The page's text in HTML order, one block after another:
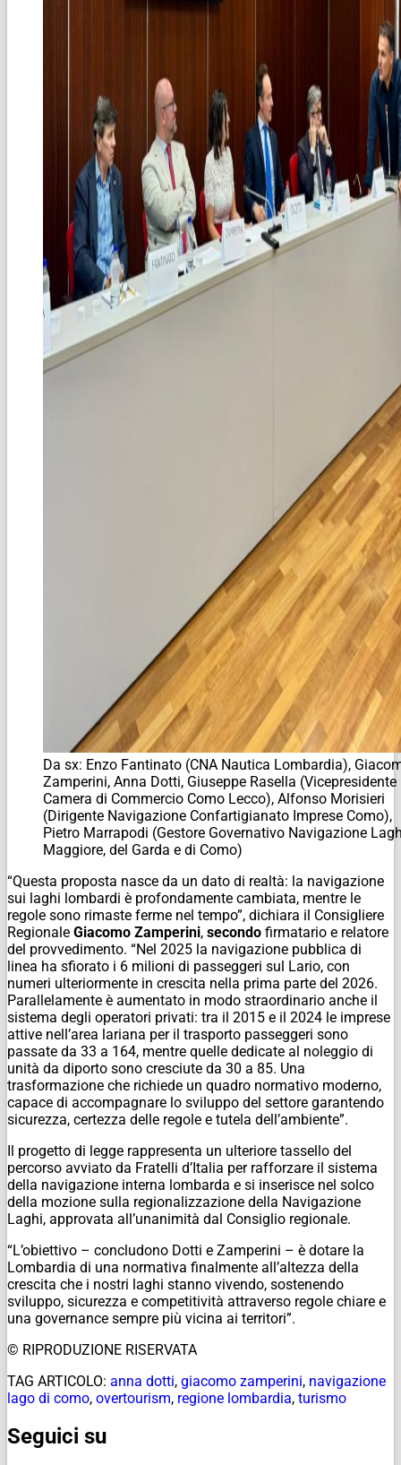
Da sx: Enzo Fantinato (CNA Nautica Lombardia),
Zamperini, Anna Dotti, Giuseppe Rasella (Vicepresidente
Camera di Commercio Como Lecco), Alfonso Morisieri
(Dirigente Navigazione Confartigianato Imprese Como),
Pietro Marrapodi (Gestore Governativo Navigazione
Maggiore, del Garda e di Como)
“Questa proposta nasce da un dato di realtà: la navigazione
sui laghi lombardi è profondamente cambiata, mentre le
regole sono rimaste ferme nel tempo”, dichiara il Consigliere
Regionale Giacomo Zamperini, secondo firmatario e relatore
del provvedimento. “Nel 2025 la navigazione pubblica di
linea ha sfiorato i 6 milioni di passeggeri sul Lario, con
numeri ulteriormente in crescita nella prima parte del 2026.
Parallelamente è aumentato in modo straordinario anche il
sistema degli operatori privati: tra il 2015 e il 2024 le imprese
attive nell’area lariana per il trasporto passeggeri sono
passate da 33 a 164, mentre quelle dedicate al noleggio di
unità da diporto sono cresciute da 30 a 85. Una
trasformazione che richiede un quadro normativo moderno,
capace di accompagnare lo sviluppo del settore garantendo
sicurezza, certezza delle regole e tutela dell’ambiente”.
Il progetto di legge rappresenta un ulteriore tassello del
percorso avviato da Fratelli d’Italia per rafforzare il sistema
della navigazione interna lombarda e si inserisce nel solco
della mozione sulla regionalizzazione della Navigazione
Laghi, approvata all’unanimità dal Consiglio regionale.
“L’obiettivo – concludono Dotti e Zamperini – è dotare la
Lombardia di una normativa finalmente all’altezza della
crescita che i nostri laghi stanno vivendo, sostenendo
sviluppo, sicurezza e competitività attraverso regole chiare e
una governance sempre più vicina ai territori”.
© RIPRODUZIONE RISERVATA
TAG ARTICOLO: anna dotti, giacomo zamperini, navigazione
lago di como, overtourism, regione lombardia, turismo
Seguici su